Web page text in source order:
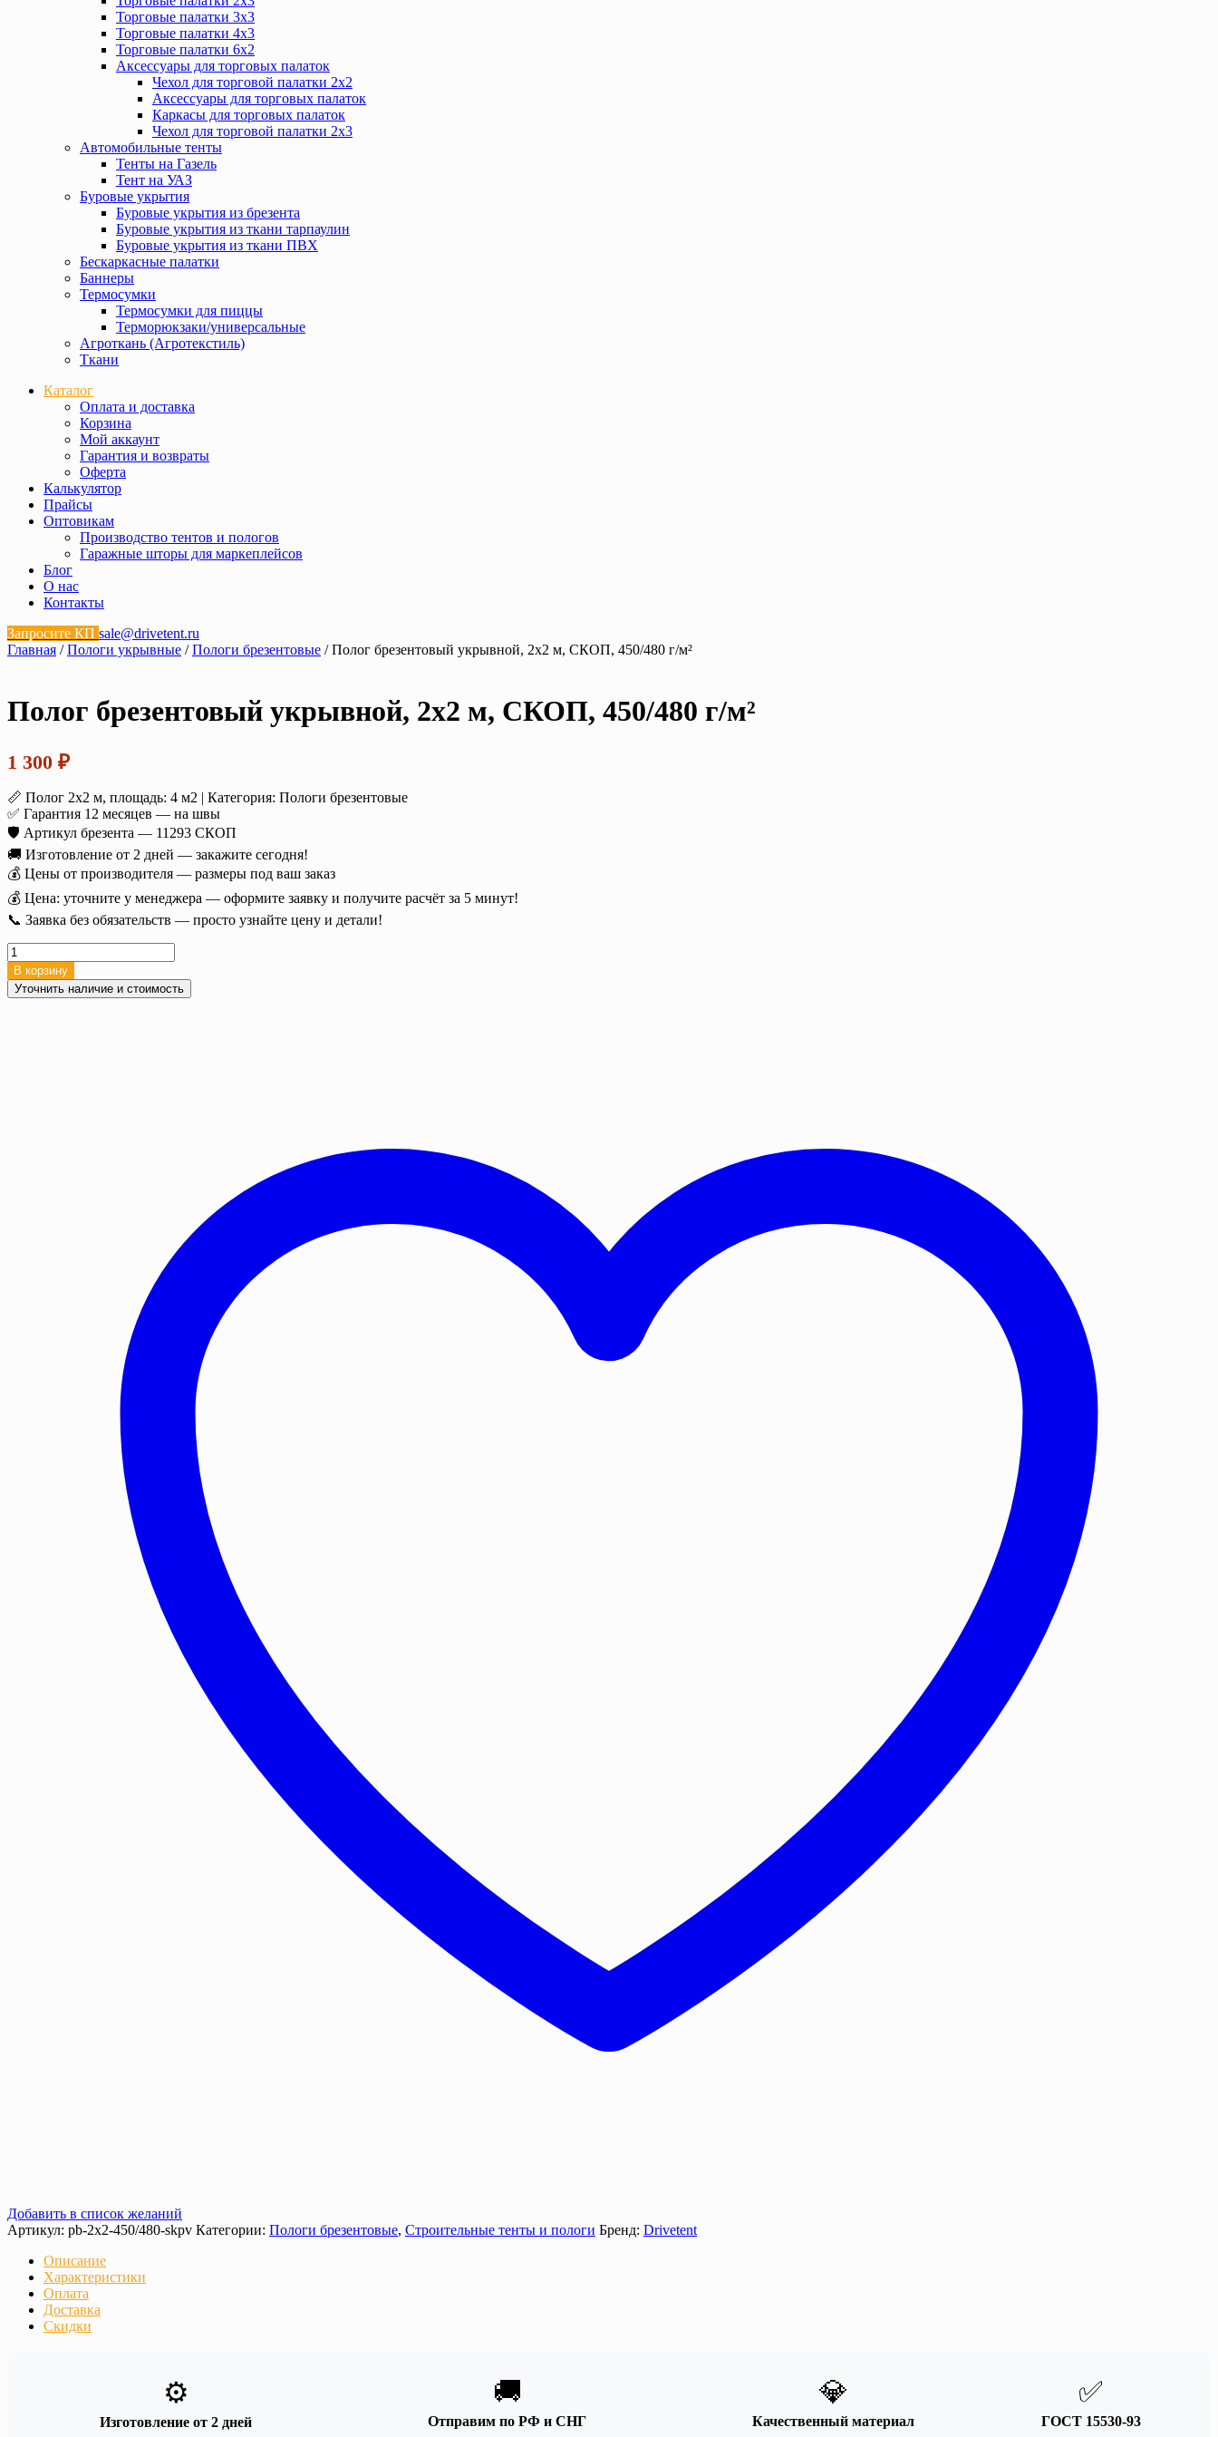
Торговые палатки 3х3
Торговые палатки 4х3
Торговые палатки 6х2
Аксессуары для торговых палаток
Чехол для торговой палатки 2х2
Аксессуары для торговых палаток
Каркасы для торговых палаток
Чехол для торговой палатки 2х3
Автомобильные тенты
Тенты на Газель
Тент на УАЗ
Буровые укрытия
Буровые укрытия из брезента
Буровые укрытия из ткани тарпаулин
Буровые укрытия из ткани ПВХ
Бескаркасные палатки
Баннеры
Термосумки
Термосумки для пиццы
Терморюкзаки/универсальные
Агроткань (Агротекстиль)
Ткани
Каталог
Оплата и доставка
Корзина
Мой аккаунт
Гарантия и возвраты
Оферта
Калькулятор
Прайсы
Оптовикам
Производство тентов и пологов
Гаражные шторы для маркеплейсов
Блог
О нас
Контакты
Запросите КП sale@drivetent.ru
Главная /Пологи укрывные /Пологи брезентовые / Полог брезентовый укрывной, 2х2 м, СКОП, 450/480 г/м²
Полог брезентовый укрывной, 2х2 м, СКОП, 450/480 г/м²
1 300 ₽
📏 Полог 2х2 м, площадь: 4 м2 | Категория: Пологи брезентовые
✅ Гарантия 12 месяцев — на швы
🛡️ Артикул брезента — 11293 СКОП
🚚 Изготовление от 2 дней — закажите сегодня!
💰 Цены от производителя — размеры под ваш заказ
💰 Цена: уточните у менеджера — оформите заявку и получите расчёт за 5 минут!
📞 Заявка без обязательств — просто узнайте цену и детали!
Количество
товара
Полог
брезентовый
В корзину
Уточнить наличие и стоимость
Добавить в список желаний
Артикул: pb-2x2-450/480-skpv Категории: Пологи брезентовые, Строительные тенты и пологи Бренд: Drivetent
Описание
Характеристики
Оплата
Доставка
Скидки
⚙️
Изготовление от 2 дней
🚚
Отправим по РФ и СНГ
💎
Качественный материал
✅
ГОСТ 15530-93